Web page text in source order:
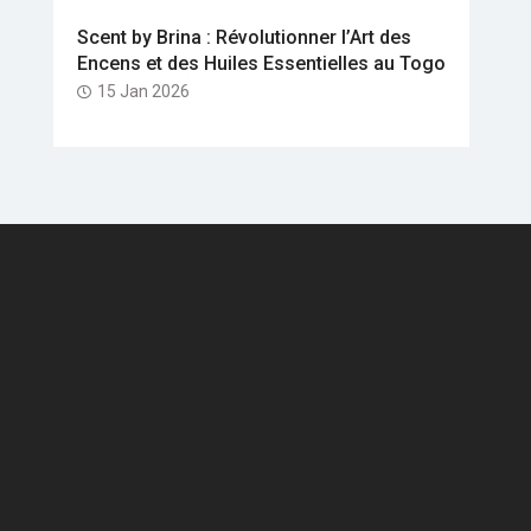
Scent by Brina : Révolutionner l’Art des
Encens et des Huiles Essentielles au Togo
15 Jan 2026